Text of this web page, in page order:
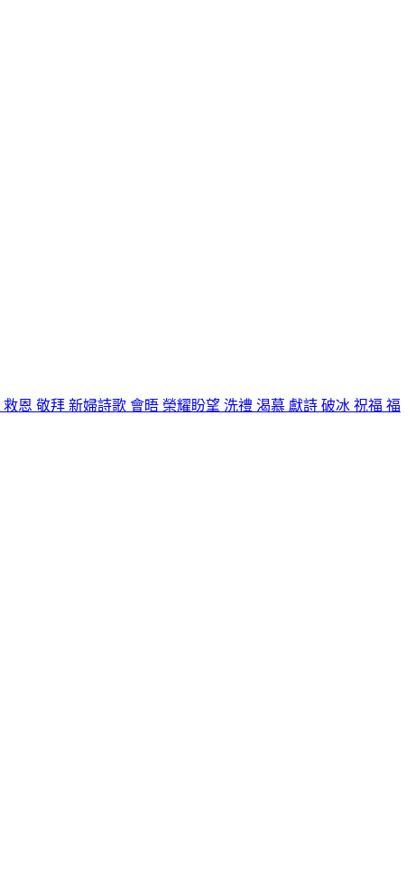
救恩 敬拜 新婦詩歌 會晤 榮耀盼望 洗禮 渴慕 獻詩 破冰 祝福 福